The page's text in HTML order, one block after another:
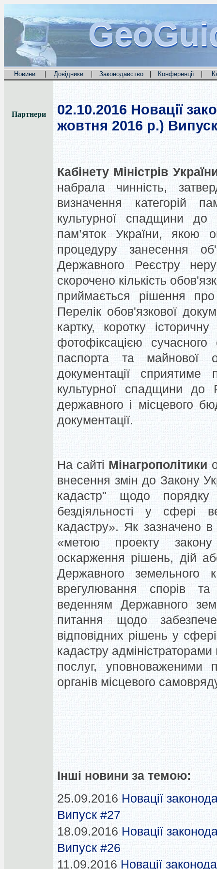
Новини | Довідники | Законодавство | Конференції |
Партнери 02.10.2016 Новації
жовтня 2016 р.)
Кабінету Міністрів
набрала чинність,
визначення категорій
культурної спадщини до
пам’яток України, якою
процедуру занесення
Державного Реєстру
скорочено кількість
приймається рішення
Перелік обов'язкової
картку, коротку
фотофіксацією
паспорта та майнової
документації сприятиме
культурної спадщини до
державного і місцевого
документації.
На сайті Мінагрополітики
внесення змін до Закону
кадастр" щодо
бездіяльності у сфері
кадастру». Як зазначено
«метою проекту
оскарження рішень, дій
Державного земельного
врегулювання спорів
веденням Державного
питання щодо
відповідних рішень у
кадастру
послуг, уповноваженими
органів місцевого
Інші новини за темою:
25.09.2016 Новації
Випуск #27
18.09.2016 Новації
Випуск #26
11.09.2016 Новації